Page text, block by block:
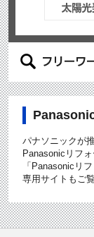
パナソニックが
Panasonicリフ
「Panasonicリ
専用サイトもご